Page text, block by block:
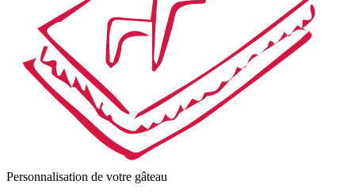
Personnalisation de votre gâteau